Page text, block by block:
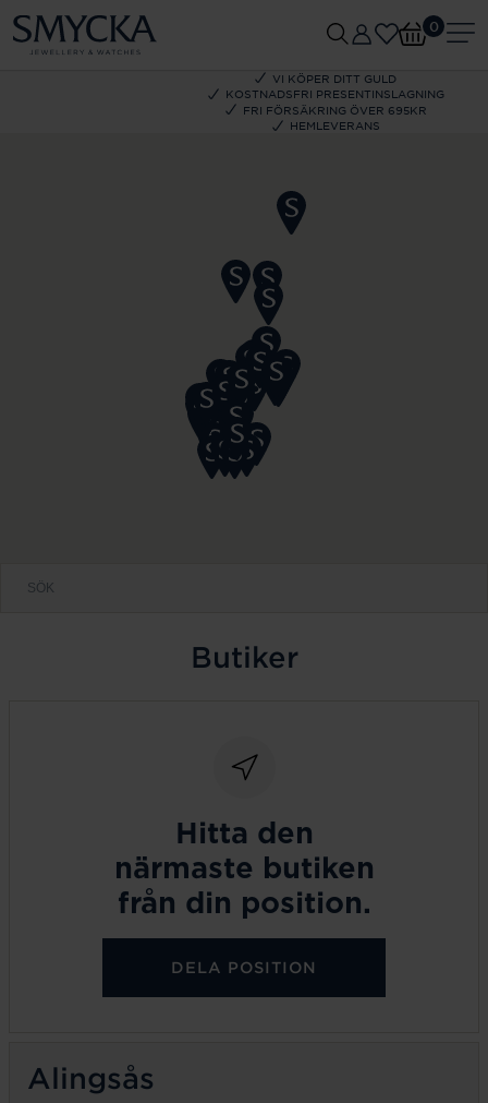
VI KÖPER DITT GULD
KOSTNADSFRI PRESENTINSLAGNING
FRI FÖRSÄKRING ÖVER 695KR
HEMLEVERANS
0
Butiker
Hitta den
närmaste butiken
från din position.
DELA POSITION
Alingsås